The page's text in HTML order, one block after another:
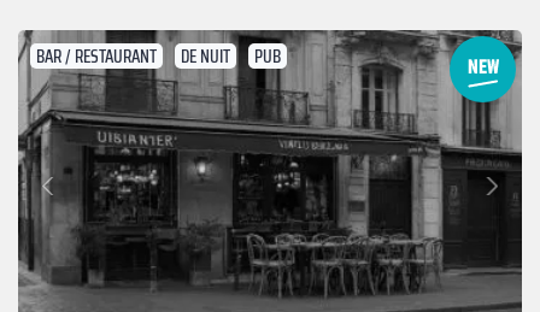
BAR / RESTAURANT DE NUIT PUB
Précédent
Suivant